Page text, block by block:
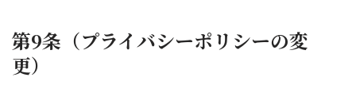
第9条（プライバシーポリシーの変
更）